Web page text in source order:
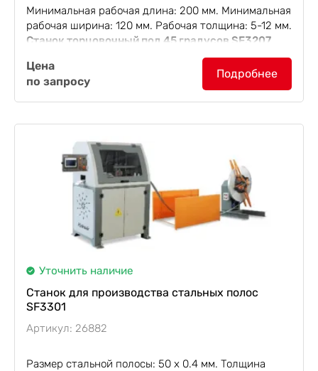
Минимальная рабочая длина: 200 мм. Минимальная
рабочая ширина: 120 мм. Рабочая толщина: 5-12 мм.
Станок торцовочный под 45 градусов SF3207
используется для запиливания торцов фанеры под
45 градусов. Данная этап особенно важен...
Цена
по запросу
Подробнее
Уточнить наличие
Станок для производства стальных полос
SF3301
Артикул: 26882
Размер стальной полосы: 50 х 0.4 мм. Толщина